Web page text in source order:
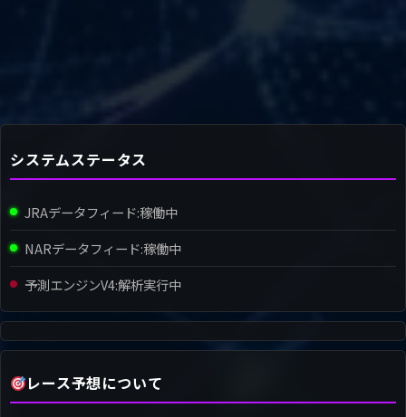
システムステータス
JRAデータフィード:稼働中
NARデータフィード:稼働中
予測エンジンV4:解析実行中
レース予想について